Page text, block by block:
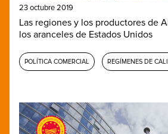
23 octubre 2019
Las regiones y los productores de
los aranceles de Estados Unidos
POLÍTICA COMERCIAL REGÍMENES DE